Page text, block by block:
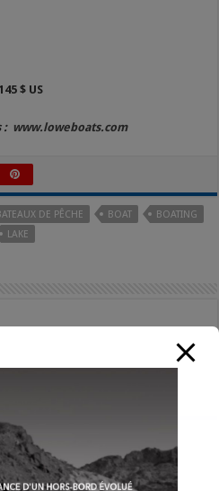
$ US
: www.loweboats.com
DE PÊCHE BOAT
BOATING
LAKE
suivant